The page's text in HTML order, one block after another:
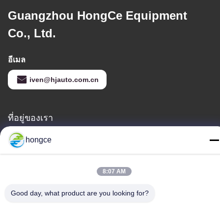
Guangzhou HongCe Equipment
Co., Ltd.
อีเมล
iven@hjauto.com.cn
ที่อยู่ของเรา
ที่อยู่ :
เลขที่ 6-39 ฟาร์ม Yaogu หมู่บ้าน Shibi เลขที่ 3 ถนน Shibi เขต
86-18998460309
hongce
8:07 AM
Good day, what product are you looking for?